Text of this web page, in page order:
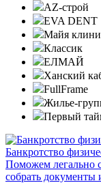
AZ-строй
EVA DENT
Майя
Классик
ЕЛМАЙ
Ханский
FullFrame
Жилье-
Первый
Банкротство
Поможем легально
собрать документы